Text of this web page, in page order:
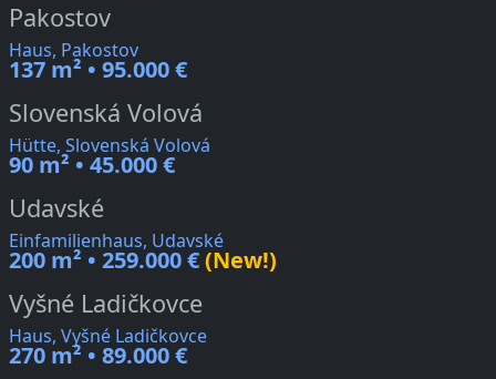
Pakostov
Haus, Pakostov
137 m² • 95.000 €
Slovenská Volová
Hütte, Slovenská Volová
90 m² • 45.000 €
Udavské
Einfamilienhaus, Udavské
200 m² • 259.000 €(New!)
Vyšné Ladičkovce
Haus, Vyšné Ladičkovce
270 m² • 89.000 €